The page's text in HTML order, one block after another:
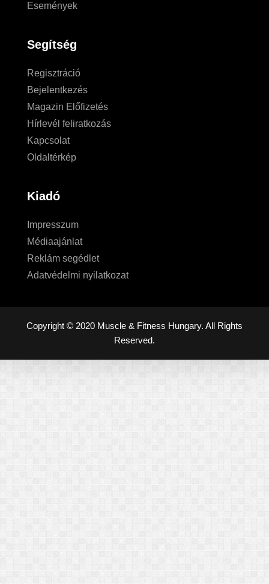
Események
Segítség
Regisztráció
Bejelentkezés
Magazin Előfizetés
Hírlevél feliratkozás
Kapcsolat
Oldaltérkép
Kiadó
Impresszum
Médiaajánlat
Reklám segédlet
Adatvédelmi nyilatkozat
Copyright © 2020 Muscle & Fitness Hungary. All Rights
Reserved.